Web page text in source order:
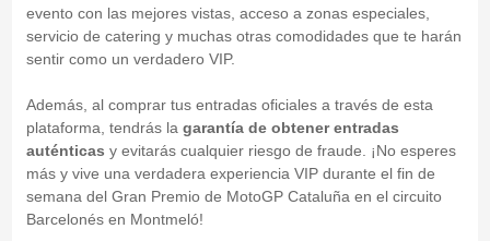
evento con las mejores vistas, acceso a zonas especiales,
servicio de catering y muchas otras comodidades que te harán
sentir como un verdadero VIP.
Además, al comprar tus entradas oficiales a través de esta
plataforma, tendrás la garantía de obtener entradas
auténticas y evitarás cualquier riesgo de fraude. ¡No esperes
más y vive una verdadera experiencia VIP durante el fin de
semana del Gran Premio de MotoGP Cataluña en el circuito
Barcelonés en Montmeló!